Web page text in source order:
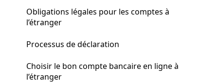
Obligations légales pour les comptes à
l’étranger
Processus de déclaration
Choisir le bon compte bancaire en ligne à
l’étranger